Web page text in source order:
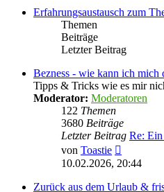
Erfahrungsaustausch zum
Themen
Beiträge
Letzter Beitrag
Bezness - wie kann ich mich
Tipps & Tricks wie es mir
Moderator: Moderatoren
122 Themen
3680 Beiträge
Letzter Beitrag Re:
von Toastie
Beitrag
10.02.2026, 20:44
Zurück aus dem Urlaub &